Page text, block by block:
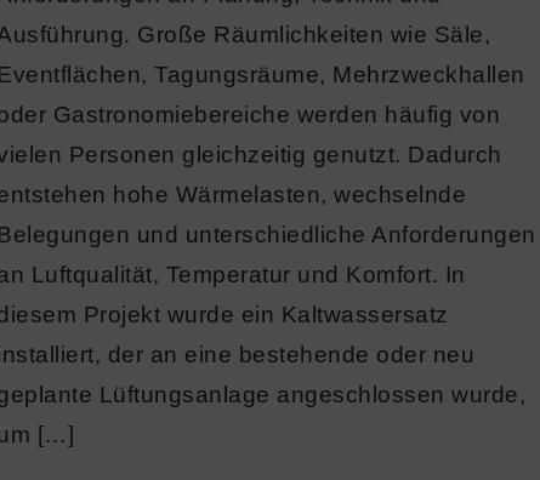
Große Räumlichkeiten wie Säle,
Tagungsräume, Mehrzweckhallen
Gastronomiebereiche werden häufig von
Personen gleichzeitig genutzt. Dadurch
hohe Wärmelasten, wechselnde
und unterschiedliche Anforderungen
Luftqualität, Temperatur und Komfort. In
Projekt wurde ein Kaltwassersatz
der an eine bestehende oder neu
Lüftungsanlage angeschlossen wurde,
[…]